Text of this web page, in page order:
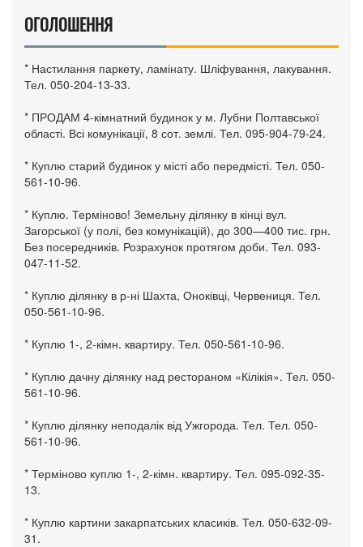
ОГОЛОШЕННЯ
* Настилання паркету, ламінату. Шліфування, лакування.
Тел. 050-204-13-33.
* ПРОДАМ 4-кімнатний будинок у м. Лубни Полтавської
області. Всі комунікації, 8 сот. землі. Тел. 095-904-79-24.
* Куплю старий будинок у місті або передмісті. Тел. 050-
561-10-96.
* Куплю. Терміново! Земельну ділянку в кінці вул.
Загорської (у полі, без комунікацій), до 300—400 тис. грн.
Без посередників. Розрахунок протягом доби. Тел. 093-
047-11-52.
* Куплю ділянку в р-ні Шахта, Оноківці, Червениця. Тел.
050-561-10-96.
* Куплю 1-, 2-кімн. квартиру. Тел. 050-561-10-96.
* Куплю дачну ділянку над рестораном «Кілікія». Тел. 050-
561-10-96.
* Куплю ділянку неподалік від Ужгорода. Тел. Тел. 050-
561-10-96.
* Терміново куплю 1-, 2-кімн. квартиру. Тел. 095-092-35-
13.
* Куплю картини закарпатських класиків. Тел. 050-632-09-
31.